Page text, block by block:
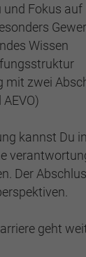
Fokus auf
Wissen
mit zwei
kannst Du
Der
geht
der Benutzer-
über den
statistische Daten
die Website nutzt,